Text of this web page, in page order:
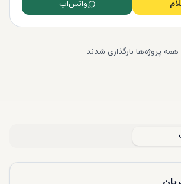
واتس‌اپ
همه پروژه‌ها بارگذاری شدند